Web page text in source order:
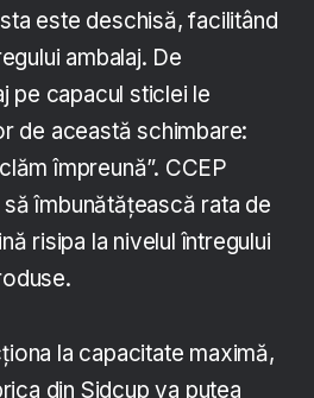
este deschisă, facilitând
ambalaj. De
pe capacul sticlei le
de această schimbare:
împreună”. CCEP
îmbunătățească rata de
risipa la nivelul întregului
la capacitate maximă,
din Sidcup va putea